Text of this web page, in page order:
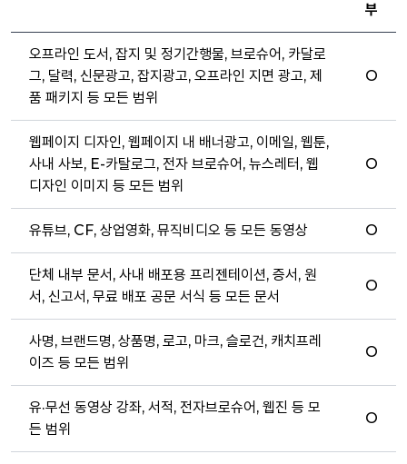
부
오프라인 도서, 잡지 및 정기간행물, 브로슈어, 카달로
그, 달력, 신문광고, 잡지광고, 오프라인 지면 광고, 제
품 패키지 등 모든 범위
O
웹페이지 디자인, 웹페이지 내 배너광고, 이메일, 웹툰,
사내 사보, E-카탈로그, 전자 브로슈어, 뉴스레터, 웹
디자인 이미지 등 모든 범위
O
유튜브, CF, 상업영화, 뮤직비디오 등 모든 동영상 O
단체 내부 문서, 사내 배포용 프리젠테이션, 증서, 원
서, 신고서, 무료 배포 공문 서식 등 모든 문서
O
사명, 브랜드명, 상품명, 로고, 마크, 슬로건, 캐치프레
이즈 등 모든 범위
O
유·무선 동영상 강좌, 서적, 전자브로슈어, 웹진 등 모
든 범위
O